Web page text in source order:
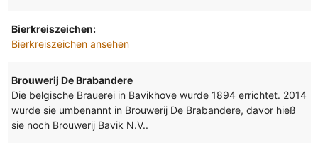
Bierkreiszeichen:
Bierkreiszeichen ansehen
Brouwerij De Brabandere
Die belgische Brauerei in Bavikhove wurde 1894 errichtet. 2014
wurde sie umbenannt in Brouwerij De Brabandere, davor hieß
sie noch Brouwerij Bavik N.V..